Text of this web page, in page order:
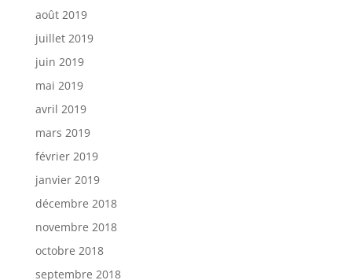
août 2019
juillet 2019
juin 2019
mai 2019
avril 2019
mars 2019
février 2019
janvier 2019
décembre 2018
novembre 2018
octobre 2018
septembre 2018